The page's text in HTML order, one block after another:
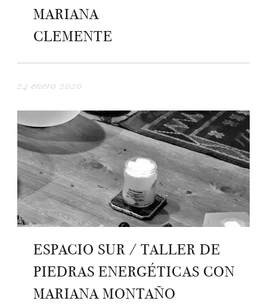
MARIANA
CLEMENTE
24 enero 2020
ESPACIO SUR / TALLER DE
PIEDRAS ENERGÉTICAS CON
MARIANA MONTAÑO